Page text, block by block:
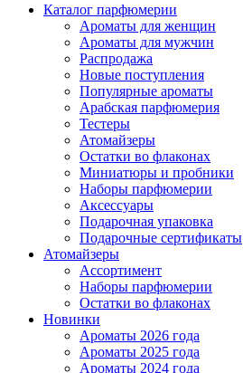
Каталог парфюмерии
Ароматы для женщин
Ароматы для мужчин
Распродажа
Новые поступления
Популярные ароматы
Арабская парфюмерия
Тестеры
Атомайзеры
Остатки во флаконах
Миниатюры и пробники
Наборы парфюмерии
Аксессуары
Подарочная упаковка
Подарочные сертификаты
Атомайзеры
Ассортимент
Наборы парфюмерии
Остатки во флаконах
Новинки
Ароматы 2026 года
Ароматы 2025 года
Ароматы 2024 года